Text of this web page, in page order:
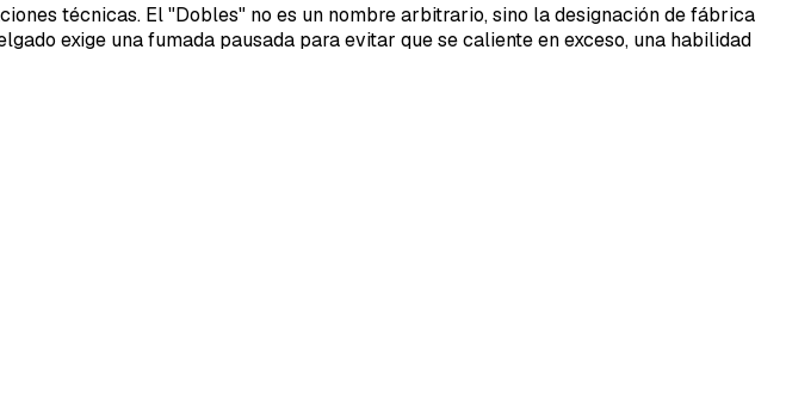
técnicas. El "Dobles" no es un nombre arbitrario, sino la designación de fábrica
exige una fumada pausada para evitar que se caliente en exceso, una habilidad